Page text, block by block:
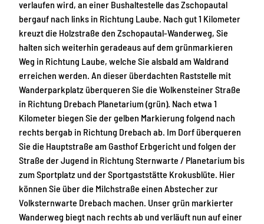
verlaufen wird, an einer Bushaltestelle das Zschopautal
bergauf nach links in Richtung Laube. Nach gut 1 Kilometer
kreuzt die Holzstraße den Zschopautal-Wanderweg, Sie
halten sich weiterhin geradeaus auf dem grünmarkieren
Weg in Richtung Laube, welche Sie alsbald am Waldrand
erreichen werden. An dieser überdachten Raststelle mit
Wanderparkplatz überqueren Sie die Wolkensteiner Straße
in Richtung Drebach Planetarium (grün). Nach etwa 1
Kilometer biegen Sie der gelben Markierung folgend nach
rechts bergab in Richtung Drebach ab. Im Dorf überqueren
Sie die Hauptstraße am Gasthof Erbgericht und folgen der
Straße der Jugend in Richtung Sternwarte / Planetarium bis
zum Sportplatz und der Sportgaststätte Krokusblüte. Hier
können Sie über die Milchstraße einen Abstecher zur
Volksternwarte Drebach machen. Unser grün markierter
Wanderweg biegt nach rechts ab und verläuft nun auf einer